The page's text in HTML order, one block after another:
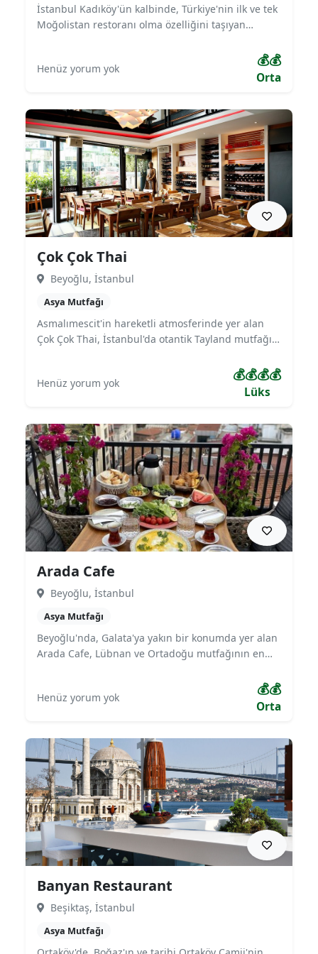
İstanbul Kadıköy'ün kalbinde, Türkiye'nin ilk ve tek
Moğolistan restoranı olma özelliğini taşıyan
buharda pişirilen meşhur Moğol mantısı 'Buuz'
farklı ve eşsiz bir lezzet yolculuğu vaat eder.
İstanbul Kadıköy'de, daha önce tatmadığınız
yöresel tatları keşfetmek için bu özel mekan,
samimi ve mütevazı atmosferiyle sizleri bekliyor.
Henüz yorum yok 💰💰
Orta
Çok Çok Thai
Beyoğlu, İstanbul
Asya Mutfağı
Asmalımescit'in hareketli atmosferinde yer alan
Çok Çok Thai, İstanbul'da otantik Tayland mutfağı
biridir. Kraliyet Tayland mutfağının seçkin
lezzetlerini, taze ve orijinal malzemelerle
yolculuğu vaat eder.
Henüz yorum yok 💰💰💰💰
Lüks
Arada Cafe
Beyoğlu, İstanbul
Asya Mutfağı
Beyoğlu'nda, Galata'ya yakın bir konumda yer alan
Arada Cafe, Lübnan ve Ortadoğu mutfağının en
ünlenen Arada Cafe, otantik dekorasyonu ve
Henüz yorum yok 💰💰
Orta
Banyan Restaurant
Beşiktaş, İstanbul
Asya Mutfağı